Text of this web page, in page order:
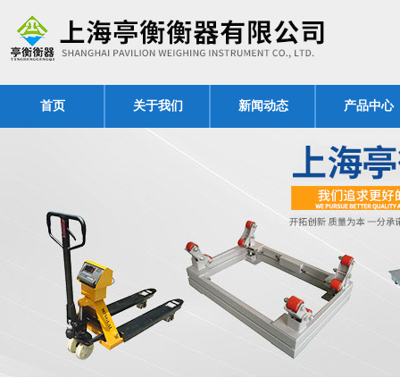
首页 关于我们 新闻动态 产品中心